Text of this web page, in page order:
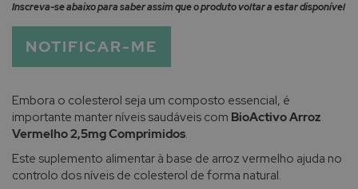
Inscreva-se abaixo para saber assim que o produto voltar a estar disponível
NOTIFICAR-ME
Embora o colesterol seja um composto essencial, é
importante manter níveis saudáveis com BioActivo Arroz
Vermelho 2,5mg Comprimidos.
Este suplemento alimentar à base de arroz vermelho ajuda no
controlo dos níveis de colesterol de forma natural.